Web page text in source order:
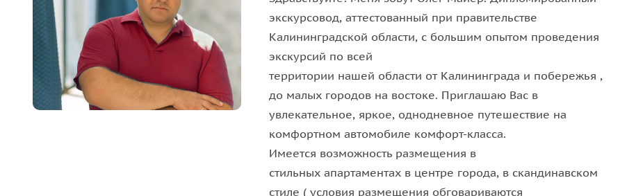
епископа Черняховского и Славского.
Побываем в таинственном и загадочном комплексе заброшеннойпсихиатрической больницы
Алленберг. Это одно из самых загадочных и мистичных мест Калининградской области.
Медицинское учреждение называлось «Provinzial Heil-und Pflegeanstalt Allenberg», что в переводе —
Провинциальная психиатрическая больница Алленберг. Большинство корпусов построены в 1850-е
, что придает дополнительную мрачность и загадочность этому месту. Это
было самое крупное учреждение Восточной Пруссии подобного профиля.
экскурсовод, аттестованный при правительстве
Калининградской области, с большим опытом проведения
экскурсий по всей
территории нашей области от Калининграда и побережья ,
до малых городов на востоке. Приглашаю Вас в
увлекательное, яркое, однодневное путешествие на
комфортном автомобиле комфорт-класса.
Имеется возможность размещения в
стильных апартаментах в центре города, в скандинавском
стиле ( условия размещения обговариваются